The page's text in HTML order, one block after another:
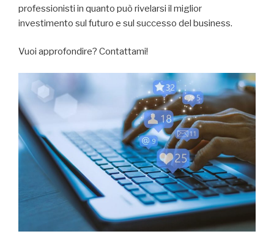
professionisti in quanto può rivelarsi il miglior
investimento sul futuro e sul successo del business.
Vuoi approfondire? Contattami!